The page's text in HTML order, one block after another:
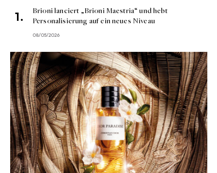
Brioni lanciert „Brioni Maestria“ und hebt
Personalisierung auf ein neues Niveau
08/05/2026